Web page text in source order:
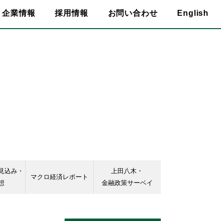
企業情報 採用情報 お問い合わせ English
込み・
マクロ経済レポート
上田八木・
金融政策サーベイ